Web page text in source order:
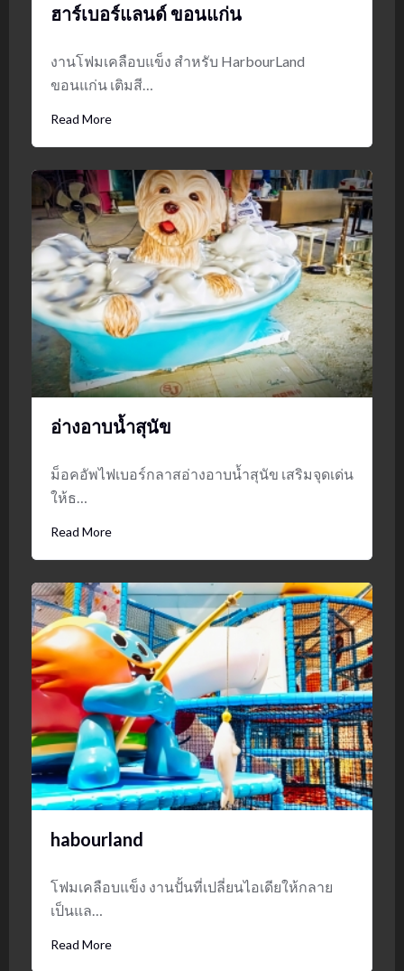
ฮาร์เบอร์แลนด์ ขอนแก่น
งานโฟมเคลือบแข็ง สำหรับ HarbourLand
ขอนแก่น เติมสี…
Read More
อ่างอาบน้ำสุนัข
ม็อคอัพไฟเบอร์กลาสอ่างอาบน้ำสุนัข เสริมจุดเด่น
ให้ธ…
Read More
habourland
โฟมเคลือบแข็ง งานปั้นที่เปลี่ยนไอเดียให้กลาย
เป็นแล…
Read More